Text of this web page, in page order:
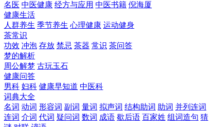
名医 中医健康 经方与应用 中医书籍 倪海厦
健康生活
人群养生 季节养生 心理健康 运动健身
茶常识
功效 冲泡 存放 禁忌 茶器 常识 茶问答
梦的解析
周公解梦 古玩玉石
健康问答
男科 妇科 健康早知道 中医科
词典大全
名词 动词 形容词 副词 量词 拟声词 结构助词 助词 并列连词
连词 介词 代词 疑问词 数词 成语 歇后语 百家姓 组词造句 猜